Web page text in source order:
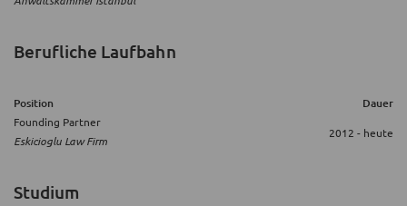
Berufliche Laufbahn
Position Dauer
Founding Partner
Eskicioglu Law Firm
2012 - heute
Studium